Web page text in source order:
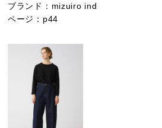
ブランド： mizuiro ind
ページ： p44